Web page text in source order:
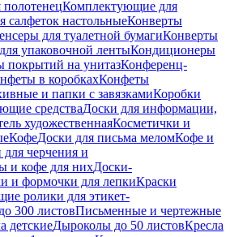
Комплектующие для
салфеток настольныеКонверты
для туалетной бумагиКонверты
упаковочной лентыКондиционеры
покрытий на унитазКонференц-
в коробкахКонфеты
и папки с завязкамиКоробки
средстваДоски для информации,
художественнаяКосметички и
КофеДоски для письма меломКофе и
для черчения и
и кофе для нихДоски-
и формочки для лепкиКраски
ролики для этикет-
300 листовПисьменные и чертежные
детскиеДыроколы до 50 листовКресла